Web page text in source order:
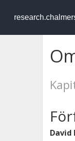
David